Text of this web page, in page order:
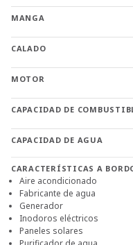
MANGA
CALADO
MOTOR
CAPACIDAD DE
CAPACIDAD DE AGUA
CARACTERÍSTICAS A
Aire acondicionado
Fabricante de agua
Generador
Inodoros eléctricos
Paneles solares